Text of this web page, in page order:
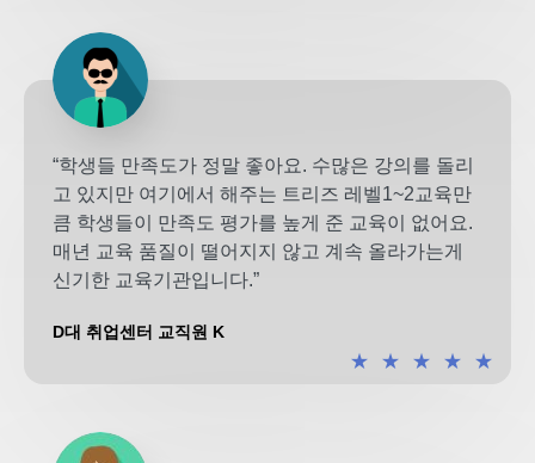
“학생들 만족도가 정말 좋아요. 수많은 강의를 돌리
고 있지만 여기에서 해주는 트리즈 레벨1~2교육만
큼 학생들이 만족도 평가를 높게 준 교육이 없어요.
매년 교육 품질이 떨어지지 않고 계속 올라가는게
신기한 교육기관입니다.”
★ ★ ★ ★ ★
D대 취업센터 교직원 K